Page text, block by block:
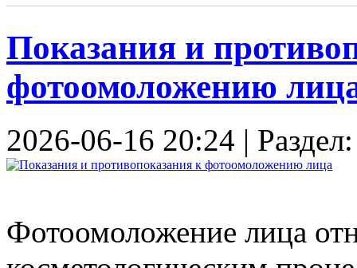
Показания и
фотоомоложению
2026-06-16 20:24 |
Фотоомоложение лица